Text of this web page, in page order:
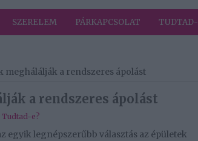
SZERELEM PÁRKAPCSOLAT TUDTAD-
meghálálják a rendszeres ápolást
a rendszeres ápolást
Tudtad-e?
egyik legnépszerűbb választás az épületek